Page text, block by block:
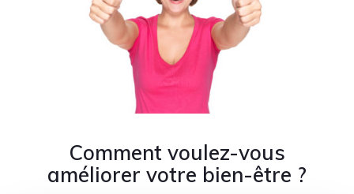
Comment voulez-vous
améliorer votre bien-être ?